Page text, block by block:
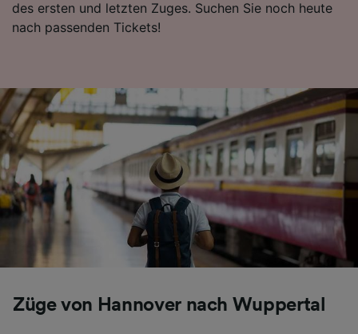
des ersten und letzten Zuges. Suchen Sie noch heute
nach passenden Tickets!
Züge von Hannover nach Wuppertal
Folgendes bereitzustellen:
Verwendung genauer Standortdaten.
Personalisierte Werbung und Inhalte, Messung
von Werbeleistung und der Performance von
Inhalten, Zielgruppenforschung sowie
Entwicklung und Verbesserung von
Angeboten.
Liste der Partner (Lieferanten)